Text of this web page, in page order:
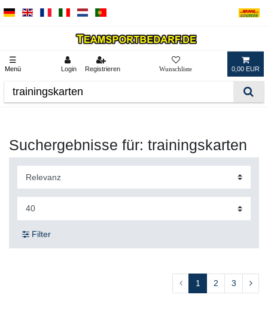
☰
Menü Login Registrieren 0,00 EUR
Suchergebnisse für: trainingskarten
Filter
1 2 3